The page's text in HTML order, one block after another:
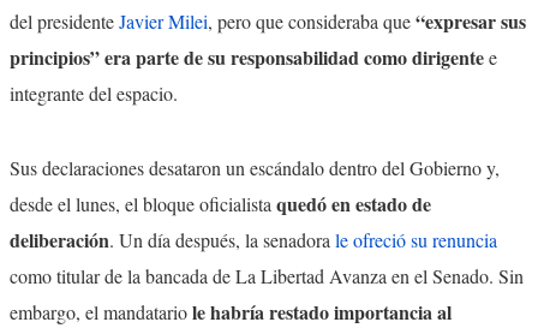
del presidenteJavier Milei, pero que consideraba que“expresar sus
principios” era parte de su responsabilidad como dirigentee
integrante del espacio.
Sus declaraciones desataron un escándalo dentro del Gobierno y,
desde el lunes, el bloque oficialistaquedó en estado de
deliberación. Un día después, la senadorale ofreció su renuncia
como titular de la bancada de La Libertad Avanza en el Senado. Sin
embargo, el mandatariole habría restado importancia al